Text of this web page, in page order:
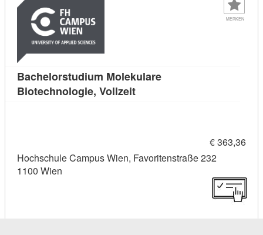
MERKEN
Bachelorstudium Molekulare
Biotechnologie, VollzeitKursdetail:
€ 363,36
Hochschule Campus Wien, Favoritenstraße 232
1100 Wien